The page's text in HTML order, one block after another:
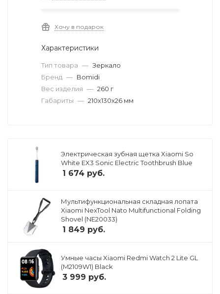
Хочу в подарок
Характеристики
Тип товара — Зеркало
Бренд — Bomidi
Вес изделия — 260 г
Габариты — 210x130x26 мм
Электрическая зубная щетка Xiaomi So
White EX3 Sonic Electric Toothbrush Blue
1 674 руб.
Мультифункциональная складная лопата
Xiaomi NexTool Nato Multifunctional Folding
Shovel (NE20033)
1 849 руб.
Умные часы Xiaomi Redmi Watch 2 Lite GL
(M2109W1) Black
3 999 руб.